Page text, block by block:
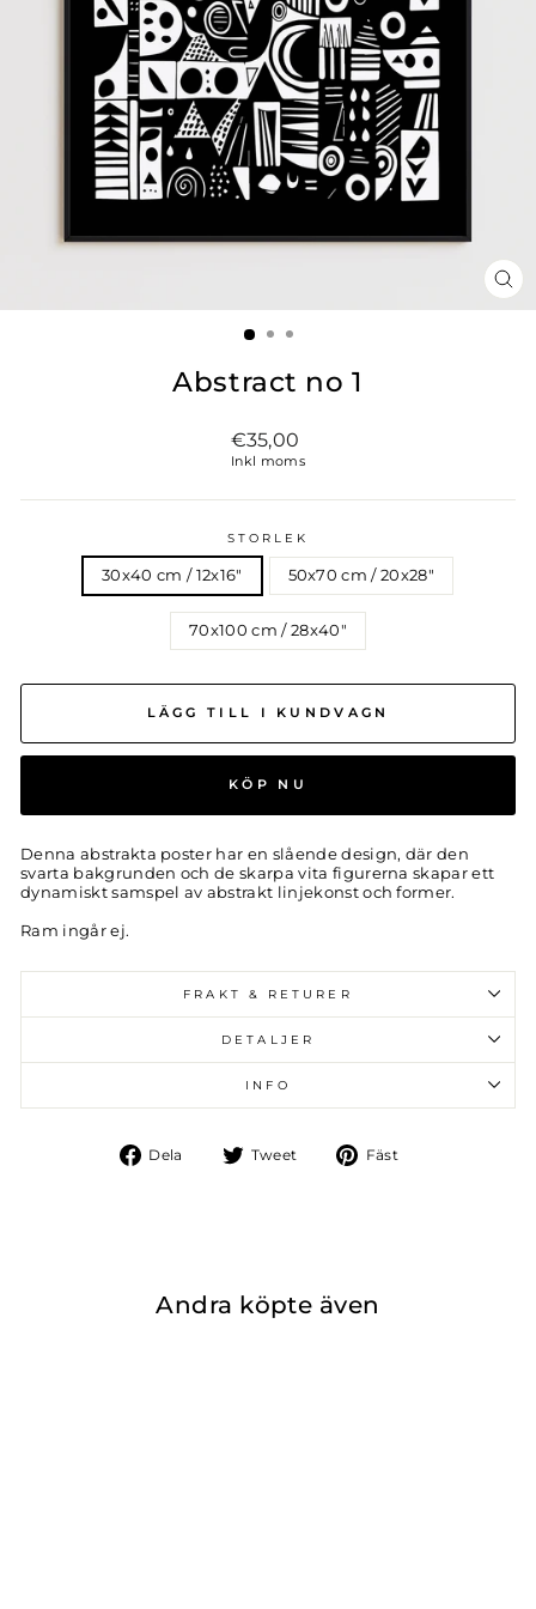
Abstract no 1
Vanligt
pris
€35,00
Inkl moms
STORLEK
30x40 cm / 12x16″ 50x70 cm / 20x28″
70x100 cm / 28x40″
LÄGG TILL I KUNDVAGN
KÖP NU
Denna abstrakta poster har en slående design, där den
svarta bakgrunden och de skarpa vita figurerna skapar ett
dynamiskt samspel av abstrakt linjekonst och former.
Ram ingår ej.
FRAKT & RETURER
DETALJER
INFO
Dela
Dela
Tweet
Tweet Fäst
Andra köpte även